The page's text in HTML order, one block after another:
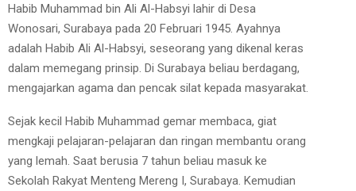
Habib Muhammad bin Ali Al-Habsyi lahir di Desa
Wonosari, Surabaya pada 20 Februari 1945. Ayahnya
adalah Habib Ali Al-Habsyi, seseorang yang dikenal keras
dalam memegang prinsip. Di Surabaya beliau berdagang,
mengajarkan agama dan pencak silat kepada masyarakat.
Sejak kecil Habib Muhammad gemar membaca, giat
mengkaji pelajaran-pelajaran dan ringan membantu orang
yang lemah. Saat berusia 7 tahun beliau masuk ke
Sekolah Rakyat Menteng Mereng I, Surabaya. Kemudian